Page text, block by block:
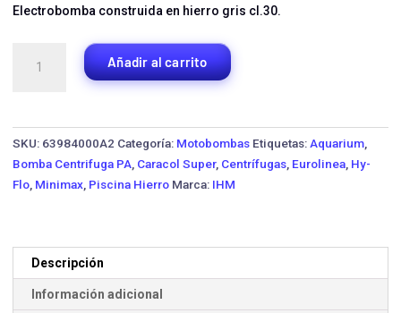
Electrobomba construida en hierro gris cl.30.
Centrífuga
Añadir al carrito
SKU: 63984000A2 Categoría: Motobombas Etiquetas: Aquarium
Bomba Centrifuga PA Caracol Super, Centrífugas Eurolinea Hy-
Flo Minimax Piscina Hierro Marca: IHM
Descripción
Información adicional